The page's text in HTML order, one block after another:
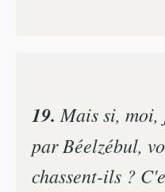
19. Mais si, moi,
par Béelzébul,
chassent-ils ?